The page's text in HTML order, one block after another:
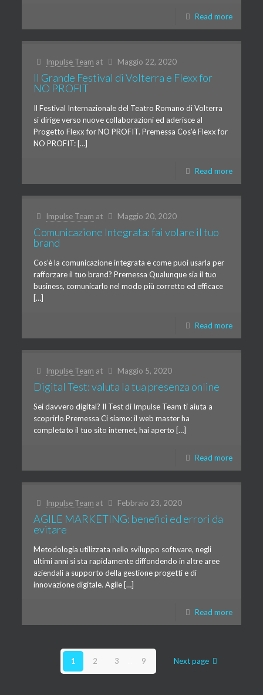
Read more
Impulse Team at Maggio 22, 2020
Il Grande Festival di Volterra e Flexx for
NO PROFIT
Il Festival Internazionale del Teatro Romano di Volterra
si dirige verso nuove collaborazioni ed aderisce al
Progetto Flexx for NO PROFIT. Premessa Cos’è Flexx for
NO PROFIT: […]
Read more
Impulse Team at Maggio 20, 2020
Comunicazione Integrata: fai volare il tuo
brand
Cos’è la comunicazione integrata e come puoi usarla per
rafforzare il tuo brand? Premessa Qualunque sia il tuo
business, comunicarlo nel modo più corretto ed efficace
[…]
Read more
Impulse Team at Maggio 5, 2020
Digital Test: valuta la tua presenza online
Sei davvero digital? Il Test di Impulse Team ti aiuta a
scoprirlo Premessa Ci siamo: il web master ha
completato il tuo sito internet, hai aperto […]
Read more
Impulse Team at Febbraio 23, 2020
AGILE MARKETING: benefici ed errori da
evitare
Metodologia utilizzata nello sviluppo software, negli
ultimi anni si sta rapidamente diffondendo in altre aree
aziendali a supporto della gestione progetti e di
innovazione digitale. Agile […]
Read more
1 2 3 9 Next page